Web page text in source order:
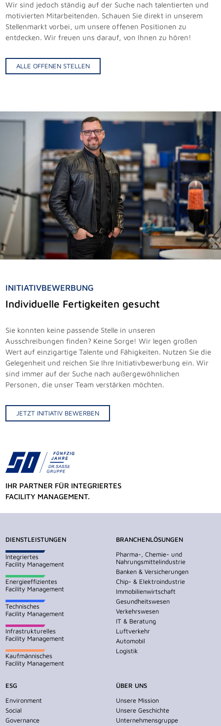
Wir sind jedoch ständig auf der Suche nach talentierten und
motivierten Mitarbeitenden. Schauen Sie direkt in unserem
Stellenmarkt vorbei, um unsere offenen Positionen zu
entdecken. Wir freuen uns darauf, von Ihnen zu hören!
ALLE OFFENEN STELLEN
INITIATIVBEWERBUNG
Individuelle Fertigkeiten gesucht
Sie konnten keine passende Stelle in unseren
Ausschreibungen finden? Keine Sorge! Wir legen großen
Wert auf einzigartige Talente und Fähigkeiten. Nutzen Sie die
Gelegenheit und reichen Sie Ihre Initiativbewerbung ein. Wir
sind immer auf der Suche nach außergewöhnlichen
Personen, die unser Team verstärken möchten.
JETZT INITIATIV BEWERBEN
IHR PARTNER FÜR INTEGRIERTES
FACILITY MANAGEMENT.
DIENSTLEISTUNGEN
Integriertes
Facility Management
Energieeffizientes
Facility Management
Technisches
Facility Management
Infrastrukturelles
Facility Management
Kaufmännisches
Facility Management
BRANCHENLÖSUNGEN
Pharma-, Chemie- und
Nahrungsmittelindustrie
Banken & Versicherungen
Chip- & Elektroindustrie
Immobilienwirtschaft
Gesundheitswesen
Verkehrswesen
IT & Beratung
Luftverkehr
Automobil
Logistik
ESG
Environment
Social
Governance
ÜBER UNS
Unsere Mission
Unsere Geschichte
Unternehmensgruppe